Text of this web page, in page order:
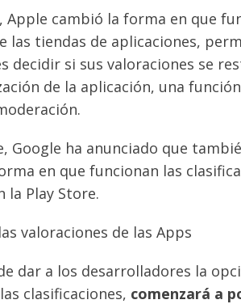
Apple cambió la forma en que
las tiendas de aplicaciones,
decidir si sus valoraciones se
de la aplicación, una
Google ha anunciado que
en que funcionan las
la Play Store.
dar a los desarrolladores la
clasificaciones, comenzará a